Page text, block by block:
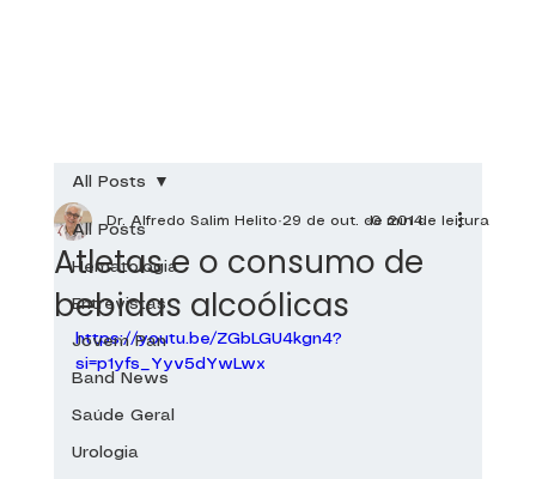
All Posts
Hematologia
Entrevistas
Jovem Pan
Band News
Saúde Geral
Urologia
All Posts
Atletas e o consumo de
bebidas alcoólicas
Dr. Alfredo Salim Helito 29 de out. de 20140 min de leitura
https://youtu.be/ZGbLGU4kgn4?
si=p1yfs_Yyv5dYwLwx